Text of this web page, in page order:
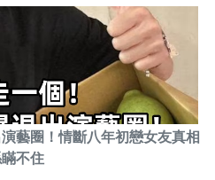
藝圈！情斷八年初戀女友真相
不住